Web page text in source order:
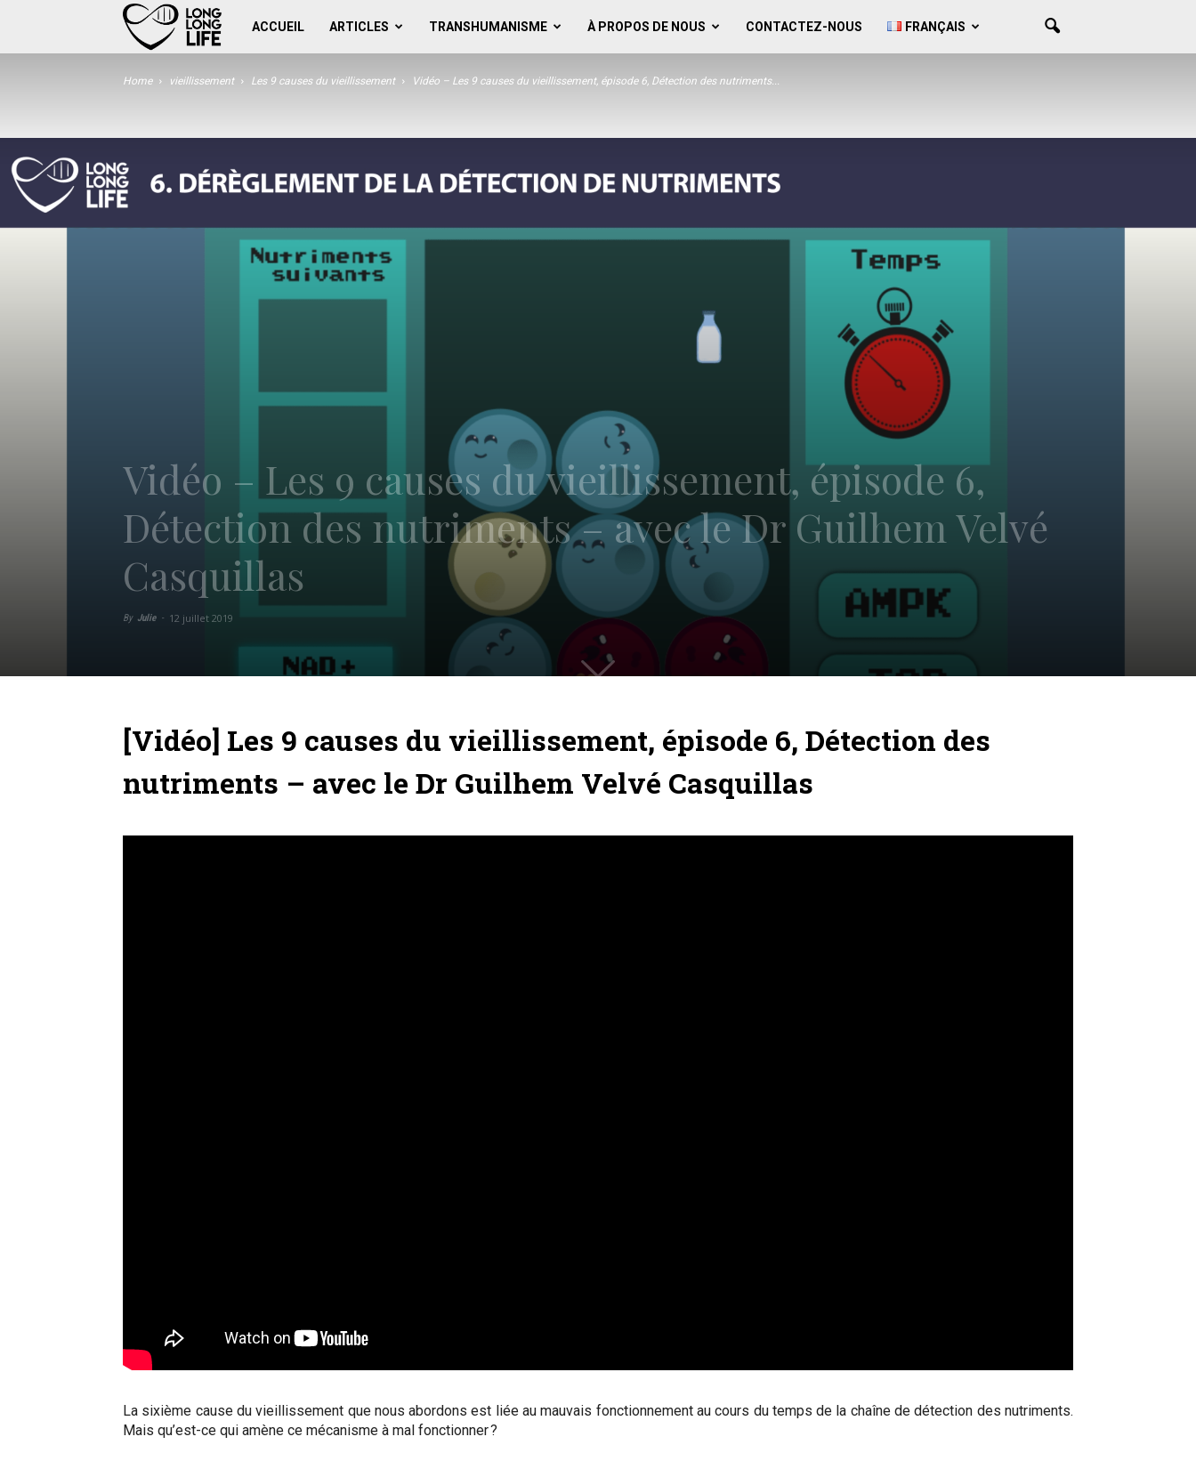
Work
for
longevity
ACCUEIL ARTICLES TRANSHUMANISME À PROPOS DE NOUS CONTACTEZ-NOUS FRANÇAIS
Home vieillissement Les 9 causes du vieillissement Vidéo – Les 9 causes du vieillissement, épisode 6, Détection des nutriments...
Vidéo – Les 9 causes du vieillissement, épisode 6,
Détection des nutriments – avec le Dr Guilhem Velvé
Casquillas
By Julie - 12 juillet 2019
[Vidéo] Les 9 causes du vieillissement, épisode 6, Détection des
nutriments – avec le Dr Guilhem Velvé Casquillas
La sixième cause du vieillissement que nous abordons est liée au mauvais fonctionnement au cours du temps de la chaîne de détection des nutriments.
Mais qu’est-ce qui amène ce mécanisme à mal fonctionner ?